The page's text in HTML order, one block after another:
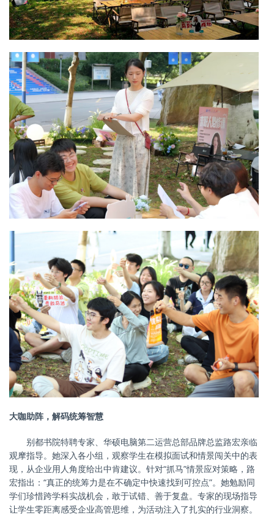
大咖助阵，解码统筹智慧
别都书院特聘专家、华硕电脑第二运营总部品牌总监路宏亲临
观摩指导。她深入各小组，观察学生在模拟面试和情景闯关中的表
现，从企业用人角度给出中肯建议。针对“抓马”情景应对策略，路
宏指出：“真正的统筹力是在不确定中快速找到可控点”。她勉励同
学们珍惜跨学科实战机会，敢于试错、善于复盘。专家的现场指导
让学生零距离感受企业高管思维，为活动注入了扎实的行业洞察。